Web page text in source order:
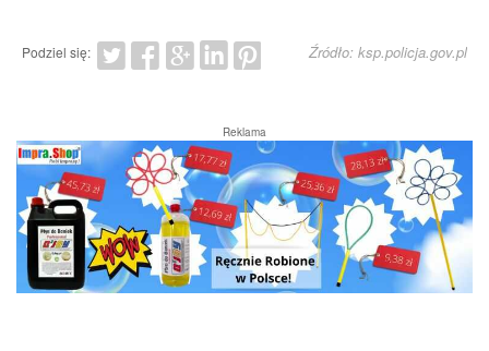
Podziel się: Źródło: ksp.policja.gov.pl
Reklama